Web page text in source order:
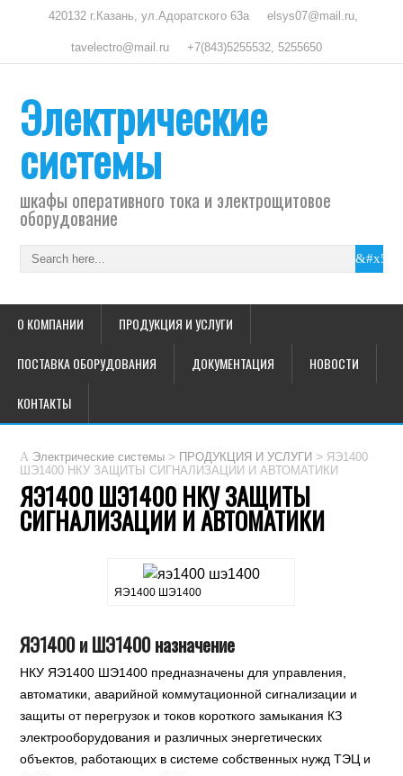
420132 г.Казань, ул.Адоратского 63а elsys07@mail.ru,
tavelectro@mail.ru +7(843)5255532, 5255650
Электрические
системы
шкафы оперативного тока и электрощитовое
оборудование
О КОМПАНИИ ПРОДУКЦИЯ И УСЛУГИ
ПОСТАВКА ОБОРУДОВАНИЯ ДОКУМЕНТАЦИЯ НОВОСТИ
КОНТАКТЫ
Электрические системы > ПРОДУКЦИЯ И УСЛУГИ > ЯЭ1400
ШЭ1400 НКУ ЗАЩИТЫ СИГНАЛИЗАЦИИ И АВТОМАТИКИ
ЯЭ1400 ШЭ1400 НКУ ЗАЩИТЫ
СИГНАЛИЗАЦИИ И АВТОМАТИКИ
ЯЭ1400 ШЭ1400
ЯЭ1400 и ШЭ1400 назначение
НКУ ЯЭ1400 ШЭ1400 предназначены для управления,
автоматики, аварийной коммутационной сигнализации и
защиты от перегрузок и токов короткого замыкания КЗ
электрооборудования и различных энергетических
объектов, работающих в системе собственных нужд ТЭЦ и